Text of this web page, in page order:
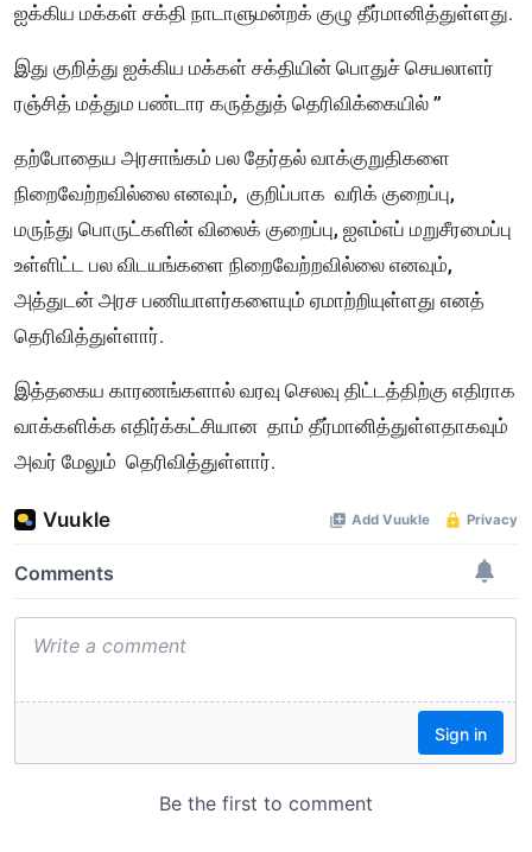
ஐக்கிய மக்கள் சக்தி நாடாளுமன்றக் குழு தீர்மானித்துள்ளது.
இது குறித்து ஐக்கிய மக்கள் சக்தியின் பொதுச் செயலாளர்
ரஞ்சித் மத்தும பண்டார கருத்துத் தெரிவிக்கையில் ”
தற்போதைய அரசாங்கம் பல தேர்தல் வாக்குறுதிகளை
நிறைவேற்றவில்லை எனவும், குறிப்பாக வரிக் குறைப்பு,
மருந்து பொருட்களின் விலைக் குறைப்பு, ஐஎம்எப் மறுசீரமைப்பு
உள்ளிட்ட பல விடயங்களை நிறைவேற்றவில்லை எனவும்,
அத்துடன் அரச பணியாளர்களையும் ஏமாற்றியுள்ளது எனத்
தெரிவித்துள்ளார்.
இத்தகைய காரணங்களால் வரவு செலவு திட்டத்திற்கு எதிராக
வாக்களிக்க எதிர்க்கட்சியான தாம் தீர்மானித்துள்ளதாகவும்
அவர் மேலும் தெரிவித்துள்ளார்.